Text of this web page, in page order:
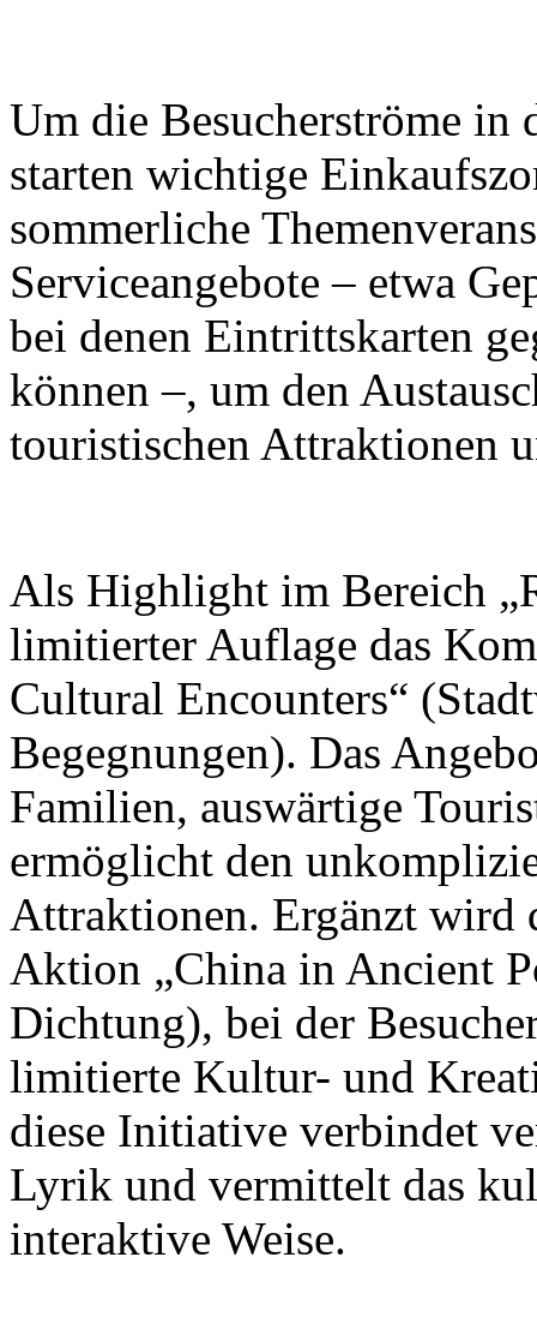
Um die Besucherströme in
starten wichtige
sommerliche
Serviceangebote – etwa
bei denen Eintrittskarten
können –, um den
touristischen Attraktionen
Als Highlight im Bereich
limitierter Auflage das
Cultural Encounters“
Begegnungen). Das
Familien, auswärtige
ermöglicht den
Attraktionen. Ergänzt wird
Aktion „China in Ancient
Dichtung), bei der
limitierte Kultur- und
diese Initiative verbindet
Lyrik und vermittelt das
interaktive Weise.